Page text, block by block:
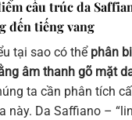
cấu trúc da
đến tiếng vang
tại sao có thể phân
âm thanh gõ mặt
ta cần phân tích
này. Da Saffiano –